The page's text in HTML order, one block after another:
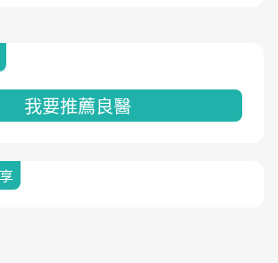
我要推薦良醫